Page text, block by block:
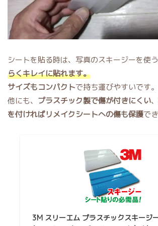
シートを貼る時は、写真のスキージーを使
らくキレイに貼れます。
サイズもコンパクトで持ち運びやすいです。
他にも、 プラスチック製で傷が付きにくい
を付ければリメイクシートへの傷も保護で
3M スリーエム プラスチックスキージ